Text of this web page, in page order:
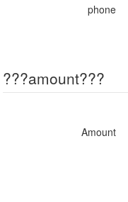
phone
???amount???
Amount